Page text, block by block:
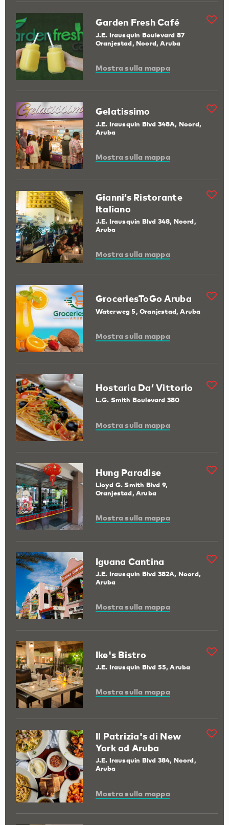
Garden Fresh Café
J.E. Irausquin Boulevard 87
Oranjestad, Noord, Aruba
Mostra sulla mappa
Gelatissimo
J.E. Irausquin Blvd 348A, Noord,
Aruba
Mostra sulla mappa
Gianni’s Ristorante
Italiano
J.E. Irausquin Blvd 348, Noord,
Aruba
Mostra sulla mappa
GroceriesToGo Aruba
Waterweg 5, Oranjestad, Aruba
Mostra sulla mappa
Hostaria Da’ Vittorio
L.G. Smith Boulevard 380
Mostra sulla mappa
Hung Paradise
Lloyd G. Smith Blvd 9,
Oranjestad, Aruba
Mostra sulla mappa
Iguana Cantina
J.E. Irausquin Blvd 382A, Noord,
Aruba
Mostra sulla mappa
Ike's Bistro
J.E. Irausquin Blvd 55, Aruba
Mostra sulla mappa
Il Patrizia's di New
York ad Aruba
J.E. Irausquin Blvd 384, Noord,
Aruba
Mostra sulla mappa